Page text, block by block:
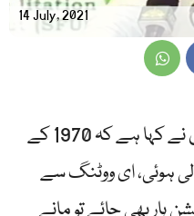
14 July, 2021
اسلام آباد،وزیراعظم عمران خان نے کہا ہے کہ 1970 کے
ہوئی، ای ووٹنگ سے